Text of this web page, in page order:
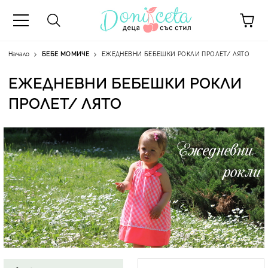
Начало БЕБЕ МОМИЧЕ ЕЖЕДНЕВНИ БЕБЕШКИ РОКЛИ ПРОЛЕТ/ ЛЯТО
ЕЖЕДНЕВНИ БЕБЕШКИ РОКЛИ
ПРОЛЕТ/ ЛЯТО